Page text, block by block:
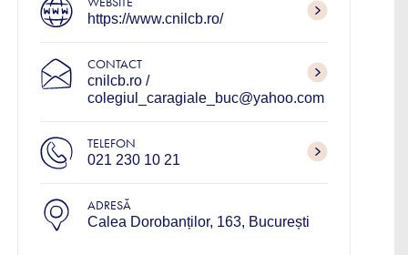
https://www.cnilcb.ro/
CONTACT
cnilcb.ro /
colegiul_caragiale_buc@yahoo.com
TELEFON
021 230 10 21
ADRESĂ
Calea Dorobanților, 163, București